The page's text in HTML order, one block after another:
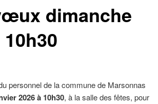
dimanche
personnel de la commune de Marsonnas
2026 à 10h30, à la salle des fêtes, pour